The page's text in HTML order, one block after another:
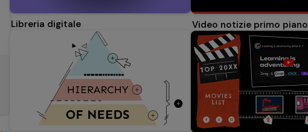
Libreria digitale Video notizie primo piano